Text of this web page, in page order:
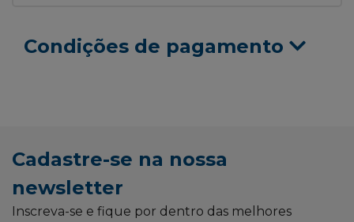
Condições de pagamento
Cadastre-se na nossa
newsletter
Inscreva-se e fique por dentro das melhores